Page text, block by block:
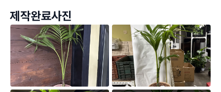
제작완료사진